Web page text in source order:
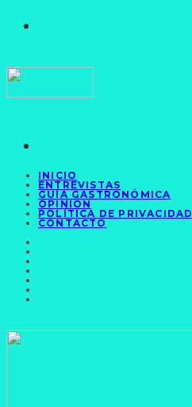
INICIO
ENTREVISTAS
GUÍA GASTRONÓMICA
OPINIÓN
POLÍTICA DE PRIVACIDAD
CONTACTO